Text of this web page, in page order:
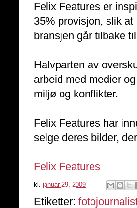
Felix Features er
35% provisjon, slik
bransjen går tilbake
Halvparten av
arbeid med medier
miljø og konflikter.
Felix Features har
selge deres bilder,
Felix Features
kl. januar 29, 2009
Etiketter: